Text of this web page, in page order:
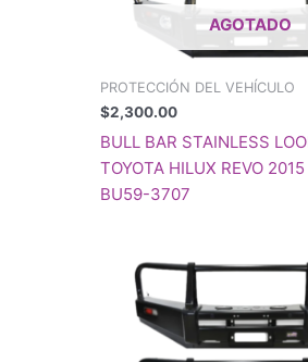
AGOTADO
PROTECCIÓN DEL VEHÍCULO
$2,300.00
BULL BAR STAINLESS
TOYOTA HILUX REVO
BU59-3707